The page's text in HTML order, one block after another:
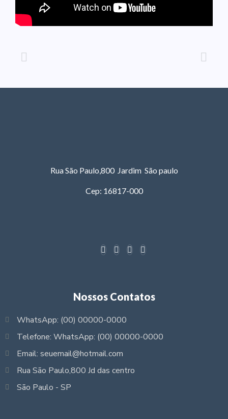
Rua São Paulo,800 Jardim São paulo
Cep: 16817-000
Nossos Contatos
WhatsApp: (00) 00000-0000
Telefone: WhatsApp: (00) 00000-0000
Email: seuemail@hotmail.com
Rua São Paulo,800 Jd das centro
São Paulo - SP